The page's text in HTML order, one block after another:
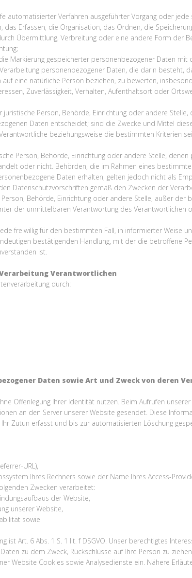
automatisierter Verfahren ausgeführter Vorgang oder
Erfassen, die Organisation, das Ordnen, die
Übermittlung, Verbreitung oder eine andere Form der
Markierung gespeicherter personenbezogener Daten mit
personenbezogener Daten, die darin besteht,
eine natürliche Person beziehen, zu bewerten,
Zuverlässigkeit, Verhalten, Aufenthaltsort oder
juristische Person, Behörde, Einrichtung oder andere
Daten entscheidet; sind die Zwecke und Mittel
beziehungsweise die bestimmten Kriterien
Person, Behörde, Einrichtung oder andere Stelle,
oder nicht. Behörden, die im Rahmen eines
Daten erhalten, gelten jedoch nicht als
Datenschutzvorschriften gemäß den Zwecken der
Behörde, Einrichtung oder andere Stelle, außer
der unmittelbaren Verantwortung des Verantwortlichen
freiwillig für den bestimmten Fall, in informierter Weise
bestätigenden Handlung, mit der die betroffene
ist.
Verantwortlichen
durch:
Daten sowie Art und Zweck von deren
Offenlegung Ihrer Identität nutzen. Beim Aufrufen
an den Server unserer Website gesendet. Diese
Zutun erfasst und bis zur automatisierten Löschung
URL),
Ihres Rechners sowie der Name Ihres Access-
Zwecken verarbeitet:
der Website,
unserer Website,
sowie
ist Art. 6 Abs. 1 S. 1 lit. f DSGVO. Unser berechtigtes
zu dem Zweck, Rückschlüsse auf Ihre Person zu
Website Cookies sowie Analysedienste ein. Nähere